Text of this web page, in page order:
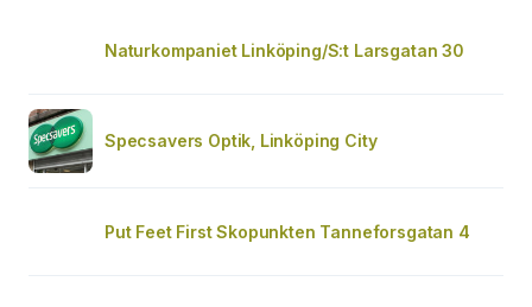
Naturkompaniet Linköping/S:t Larsgatan 30
Specsavers Optik, Linköping City
Put Feet First Skopunkten Tanneforsgatan 4